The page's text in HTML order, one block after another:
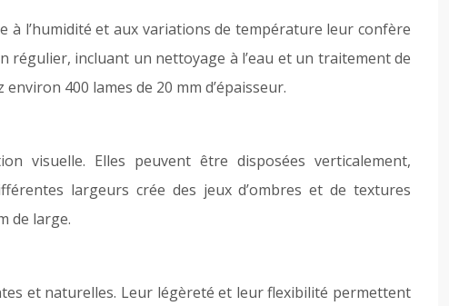
à l’humidité et aux variations de température leur confère
incluant un nettoyage à l’eau et un traitement de
400 lames de 20 mm d’épaisseur.
visuelle. Elles peuvent être disposées verticalement,
largeurs crée des jeux d’ombres et de textures
de large.
et naturelles. Leur légèreté et leur flexibilité permettent